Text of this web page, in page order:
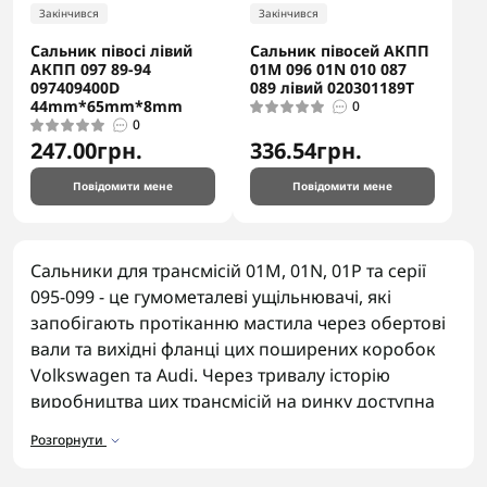
22 липня Підбір запчастин для АКПП, Блог
Закінчився
Сальник півосі лівий
АКПП 097 89-94
097409400D
44mm*65mm*8mm
0
247.00грн.
Повідомити мене
Закінчився
Сальник півосей АКПП
01M 096 01N 010 087
089 лівий 020301189T
0
336.54грн.
Повідомити мене
Сальники для трансмісій 01M, 01N, 01P та серії
095-099 - це гумометалеві ущільнювачі, які
запобігають протіканню мастила через обертові
вали та вихідні фланці цих поширених коробок
Volkswagen та Audi. Через тривалу історію
виробництва цих трансмісій на ринку доступна
тому варто обирати перевірених постачальників.
Розгорнути